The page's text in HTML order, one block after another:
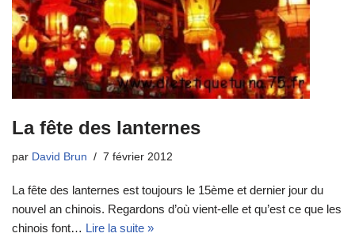
La fête des lanternes
par David Brun 7 février 2012
La fête des lanternes est toujours le 15ème et dernier jour du
nouvel an chinois. Regardons d’où vient-elle et qu’est ce que les
chinois font… Lire la suite »